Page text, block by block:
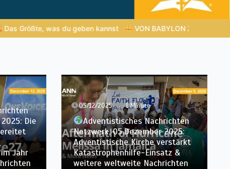
VON BABYLON ZUM EWIGEN REICH | Kap.1 – Miniserie 4:
2025:
&
29/11/2025 1 Minute
Adventistisches Nachrichten
Netzwerk, 28.November 2025:
Frau entdeckt die
Adventgemeinde nach einer
Beratung mit ChatGPT & weitere
weltweite Nachrichten